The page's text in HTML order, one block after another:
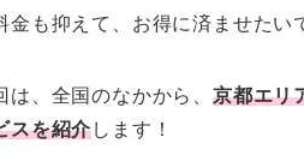
金も抑えて、お得に済ませたい
は、全国のなかから、 京都エリ
スを紹介します！